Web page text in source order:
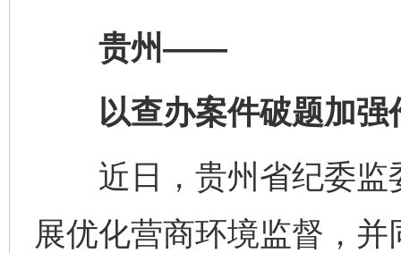
贵州——
以查办案件破题加强
近日，贵州省纪委监
展优化营商环境监督，